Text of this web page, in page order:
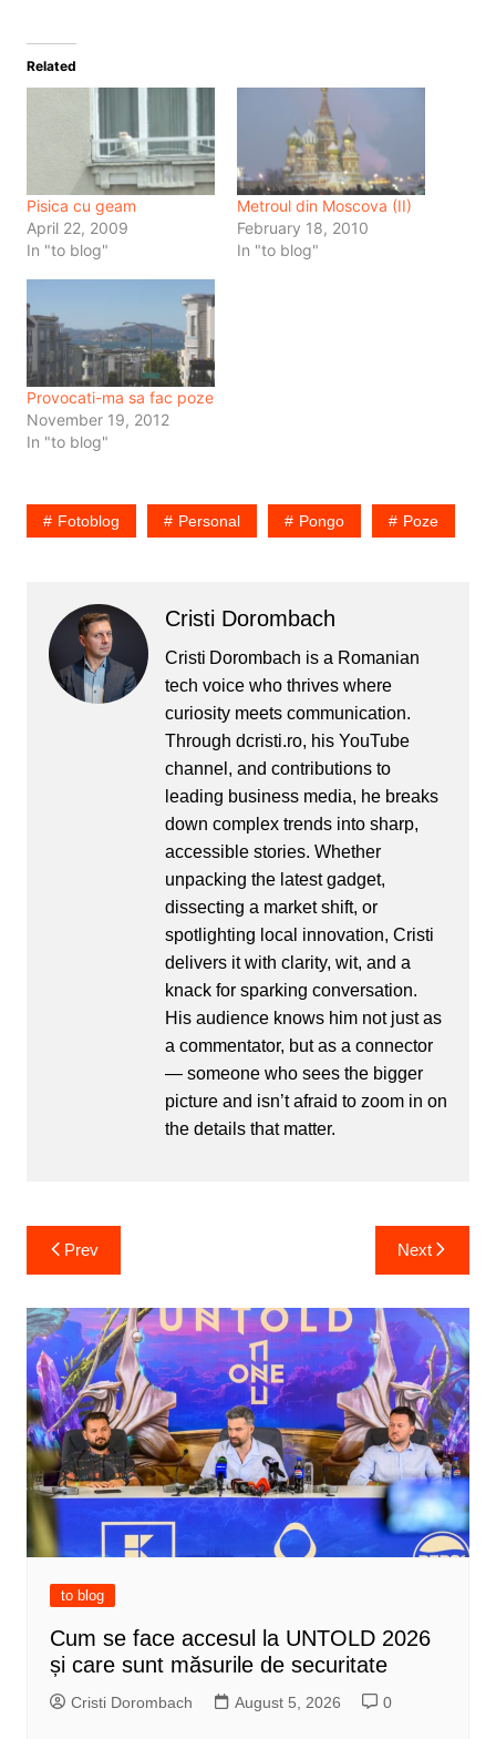
Related
Pisica cu geam
April 22, 2009
In "to blog"
Metroul din Moscova (II)
February 18, 2010
In "to blog"
Provocati-ma sa fac poze
November 19, 2012
In "to blog"
Fotoblog Personal Pongo Poze
Cristi Dorombach
Cristi Dorombach is a Romanian
tech voice who thrives where
curiosity meets communication.
Through dcristi.ro, his YouTube
channel, and contributions to
leading business media, he breaks
down complex trends into sharp,
accessible stories. Whether
unpacking the latest gadget,
dissecting a market shift, or
spotlighting local innovation, Cristi
delivers it with clarity, wit, and a
knack for sparking conversation.
His audience knows him not just as
a commentator, but as a connector
— someone who sees the bigger
picture and isn’t afraid to zoom in on
the details that matter.
Post
navigation
Prev Next
to blog
Cum se face accesul la UNTOLD 2026
și care sunt măsurile de securitate
Cristi Dorombach August 5, 2026 0